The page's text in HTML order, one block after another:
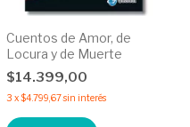
Cuentos de Amor, de
Locura y de Muerte
$14.399,00
3 x$4.799,67sin interés